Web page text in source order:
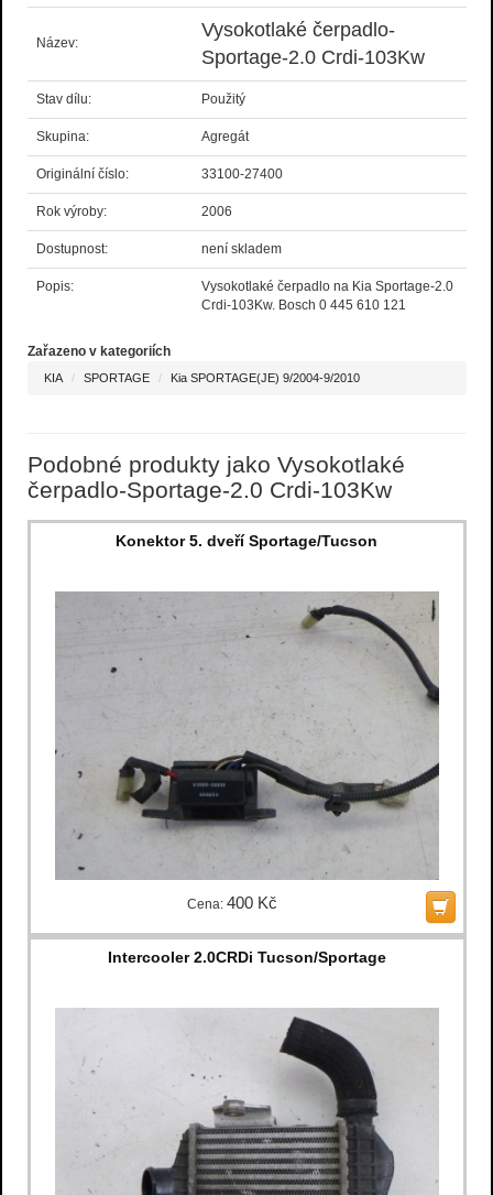
Název:
Vysokotlaké čerpadlo-
Sportage-2.0 Crdi-103Kw
Stav dílu: Použitý
Skupina: Agregát
Originální číslo: 33100-27400
Rok výroby: 2006
Dostupnost: není skladem
Popis:
Vysokotlaké čerpadlo na Kia Sportage-2.0
Crdi-103Kw. Bosch 0 445 610 121
Zařazeno v kategoriích
KIA SPORTAGE Kia SPORTAGE(JE) 9/2004-9/2010
Podobné produkty jako Vysokotlaké
čerpadlo-Sportage-2.0 Crdi-103Kw
Konektor 5. dveří Sportage/Tucson
Cena: 400 Kč
Intercooler 2.0CRDi Tucson/Sportage